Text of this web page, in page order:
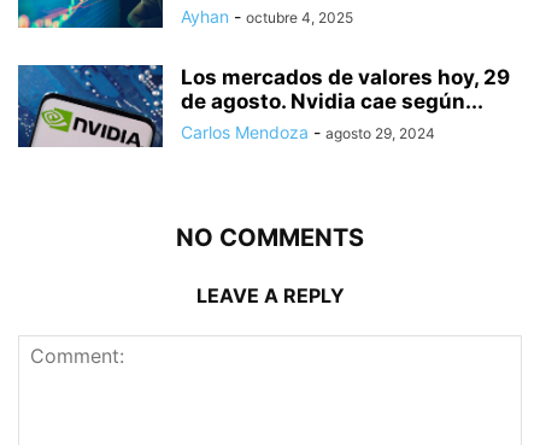
Ayhan - octubre 4, 2025
Los mercados de valores hoy, 29
de agosto. Nvidia cae según...
Carlos Mendoza - agosto 29, 2024
NO COMMENTS
LEAVE A REPLY